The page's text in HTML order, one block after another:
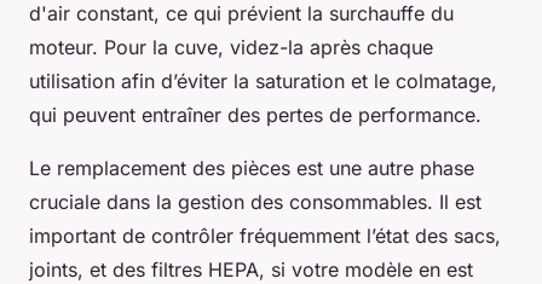
d'air constant, ce qui prévient la surchauffe du
moteur. Pour la cuve, videz-la après chaque
utilisation afin d’éviter la saturation et le colmatage,
qui peuvent entraîner des pertes de performance.
Le remplacement des pièces est une autre phase
cruciale dans la gestion des consommables. Il est
important de contrôler fréquemment l’état des sacs,
joints, et des filtres HEPA, si votre modèle en est